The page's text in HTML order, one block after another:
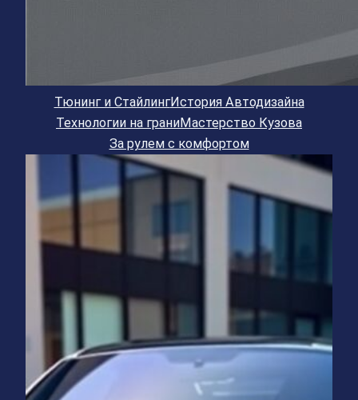
Тюнинг и СтайлингИстория Автодизайна
Технологии на граниМастерство Кузова
За рулем с комфортом